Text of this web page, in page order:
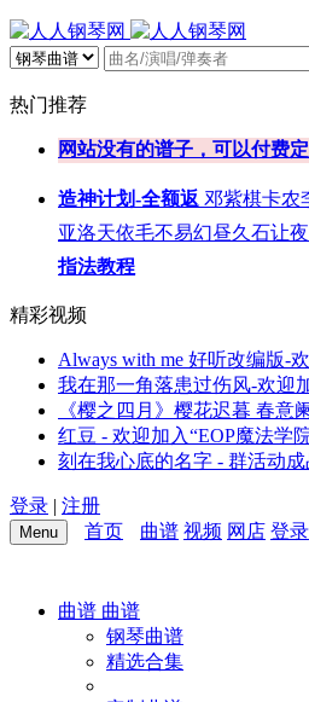
热门推荐
网站没有的谱子，可以付费定
造神计划-全额返 邓紫棋卡农
亚洛天依毛不易幻昼久石让
指法教程
精彩视频
Always with me 好听改编版-
我在那一角落患过伤风-欢迎
《樱之四月》樱花迟暮 春意
红豆 - 欢迎加入“EOP魔法学
刻在我心底的名字 - 群活动成
登录 | 注册
Menu 首页 曲谱 视频 网店 登录
曲谱 曲谱
钢琴曲谱
精选合集